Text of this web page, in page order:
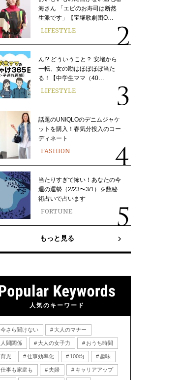
海さん 「エビのお寿司は断然
生派です」【宝塚歌劇団O…
LIFESTYLE
ん!? どういうこと？ 安堵から
一転、女の勘はほぼほぼ当た
る！【中学生ママ（40…
LIFESTYLE
話題のUNIQLOのデニムジャケ
ットを購入！春気分投入のコー
ディネート
FASHION
当たりすぎて怖い！あなたの今
週の運勢（2/23〜3/1）を数秘
術占いで占います
FORTUNE
もっと見る
人気のキーワード
今さら聞けない 大人のマナー
人間関係 大人の女子力 おうち時間
育児 仕事効率化 100均 趣味
仕事も家庭も 夫婦 キャリアアップ